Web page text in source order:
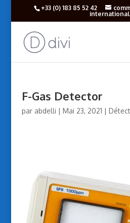
+33 (‎0) 183 85 52 42
F-Gas Detector
par abdelli | Mai 23, 2021 |